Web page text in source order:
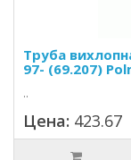
Труба
97- (69.207)
..
Цена: 423.67